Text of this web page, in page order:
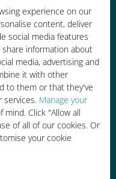
experience on our
content, deliver
social media features
information about
media, advertising and
it with other
to them or that they've
Manage your
Click "Allow all
of all of our cookies. Or
your cookie
que les
votre
même sans